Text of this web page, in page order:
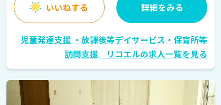
いいねする 詳細をみる
児童発達支援 ・放課後等デイサービス・保育所等
訪問支援 リコエルの求人一覧を見る